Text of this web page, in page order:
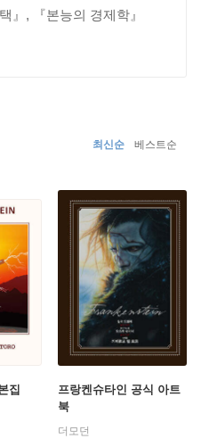
』, 『본능의 경제학』
최신순 베스트순
집
프랑켄슈타인 공식 아트
북
더모던